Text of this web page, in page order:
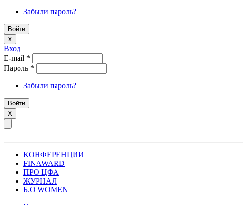
Забыли пароль?
X
Вход
E-mail *
Пароль *
Забыли пароль?
X
КОНФЕРЕНЦИИ
FINAWARD
ПРО ЦФА
ЖУРНАЛ
Б.О WOMEN